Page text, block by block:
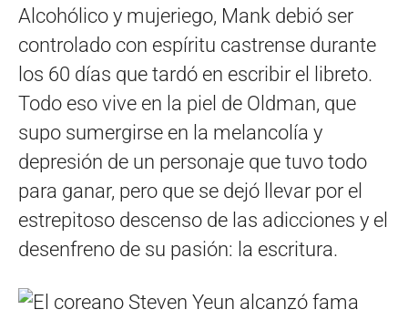
Alcohólico y mujeriego, Mank debió ser
controlado con espíritu castrense durante
los 60 días que tardó en escribir el libreto.
Todo eso vive en la piel de Oldman, que
supo sumergirse en la melancolía y
depresión de un personaje que tuvo todo
para ganar, pero que se dejó llevar por el
estrepitoso descenso de las adicciones y el
desenfreno de su pasión: la escritura.